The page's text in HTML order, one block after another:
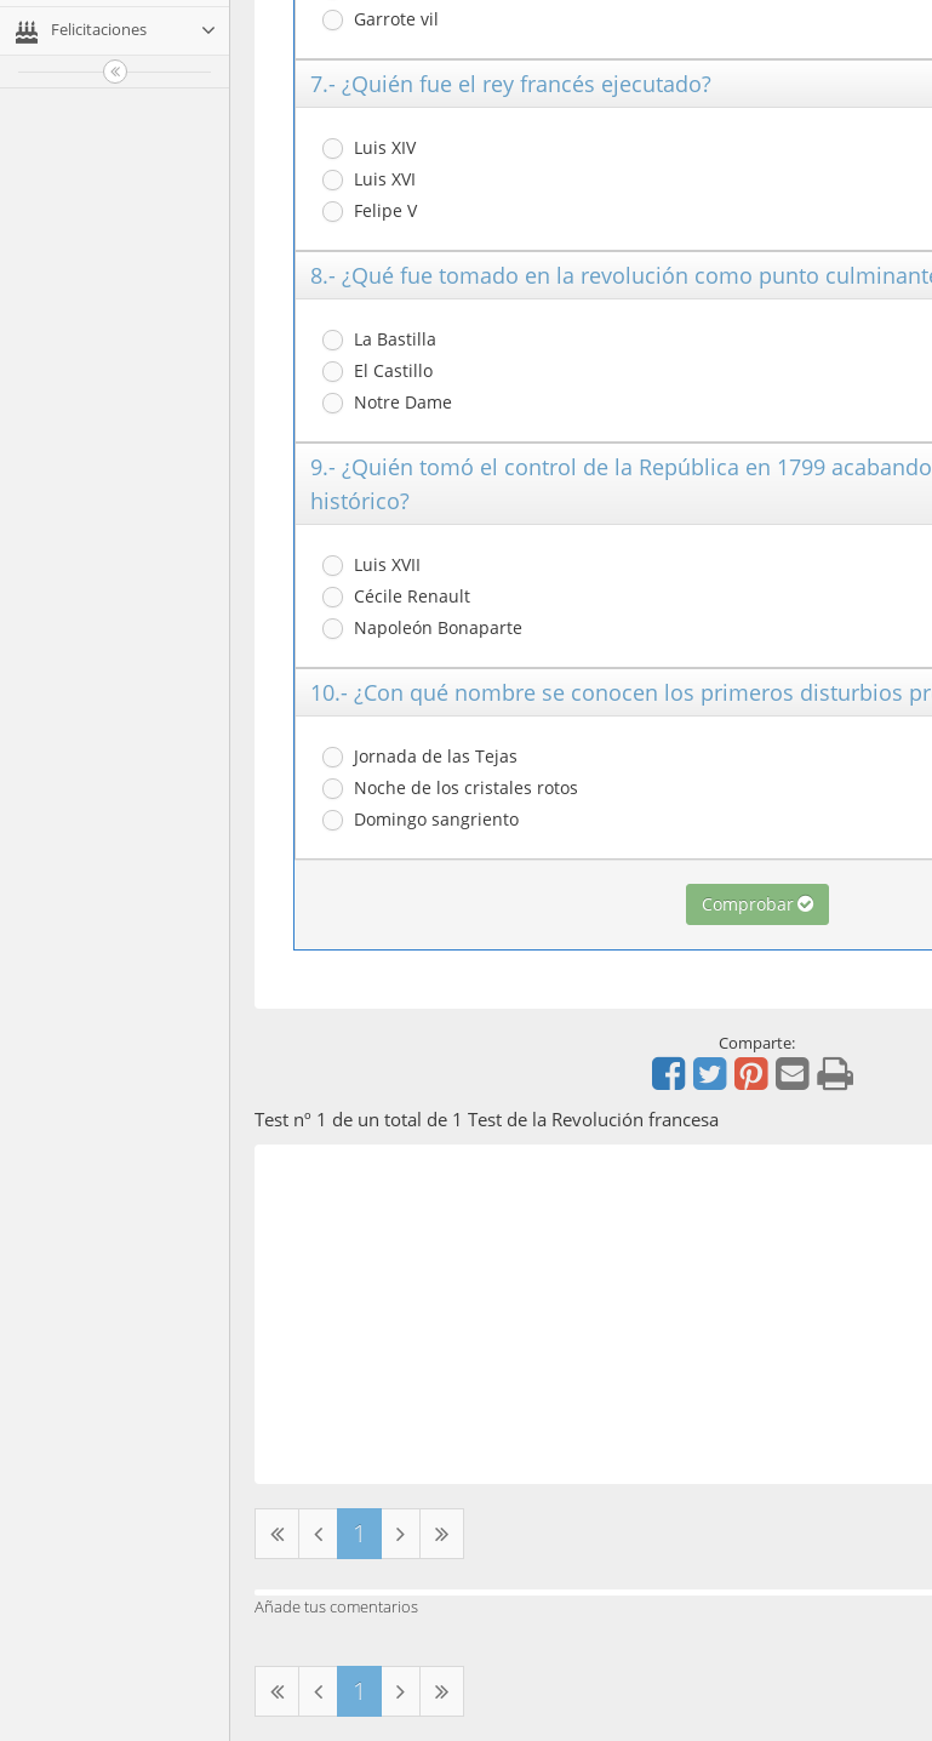
Felicitaciones
Garrote vil
7.- ¿Quién fue el rey francés ejecutado?
Luis XIV
Luis XVI
Felipe V
8.- ¿Qué fue tomado en la revolución como punto
La Bastilla
El Castillo
Notre Dame
9.- ¿Quién tomó el control de la República en 1799
histórico?
Luis XVII
Cécile Renault
Napoleón Bonaparte
10.- ¿Con qué nombre se conocen los primeros disturbios
Jornada de las Tejas
Noche de los cristales rotos
Domingo sangriento
Comprobar
Comparte:
Test nº 1 de un total de 1 Test de la Revolución francesa
1
Añade tus comentarios
1